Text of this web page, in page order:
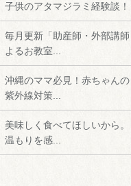
子供のアタマジラミ経験談！
毎月更新「助産師・外部講師
よるお教室...
沖縄のママ必見！赤ちゃんの
紫外線対策...
美味しく食べてほしいから。
温もりを感...